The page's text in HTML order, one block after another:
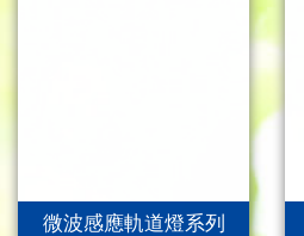
微波感應軌道燈系列